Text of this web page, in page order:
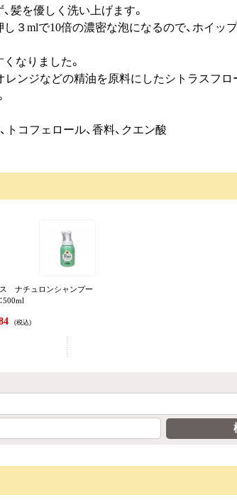
髪を優しく洗い上げます。
３mlで10倍の濃密な泡になるので、ホイッ
なりました。
レンジなどの精油を原料にしたシトラスフロ
トコフェロール、香料、クエン酸
ナチュロンシャンプー
500ml
(税込)